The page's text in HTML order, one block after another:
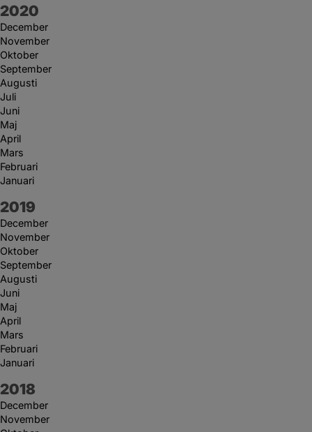
År:
2020
December
November
Oktober
September
Augusti
Juli
Juni
Maj
April
Mars
Februari
Januari
År:
2019
December
November
Oktober
September
Augusti
Juni
Maj
April
Mars
Februari
Januari
År:
2018
December
November